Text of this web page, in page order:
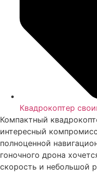
Квадрокоптер
Компактный
интересный
полноценной
гоночного дрона
скорость и небольшой